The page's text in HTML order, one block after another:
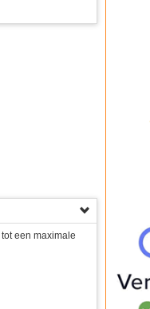
een maximale